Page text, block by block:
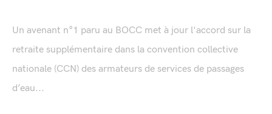
Un avenant n°1 paru au BOCC met à jour l'accord sur la
retraite supplémentaire dans la convention collective
nationale (CCN) des armateurs de services de passages
d’eau...